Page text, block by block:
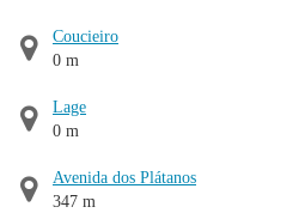
Coucieiro
0 m
Lage
0 m
Avenida dos Plátanos
347 m